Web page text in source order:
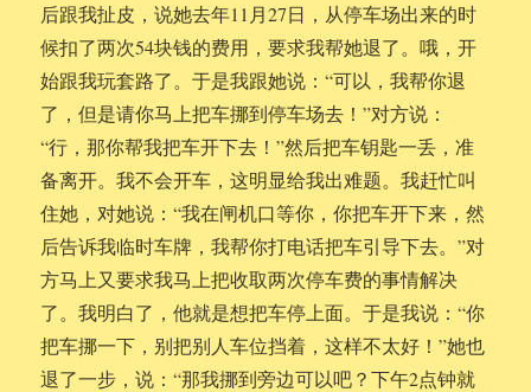
后跟我扯皮，说她去年11月27日，从停车场出来的时
候扣了两次54块钱的费用，要求我帮她退了。哦，开
始跟我玩套路了。于是我跟她说：“可以，我帮你退
了，但是请你马上把车挪到停车场去！”对方说：
“行，那你帮我把车开下去！”然后把车钥匙一丢，准
备离开。我不会开车，这明显给我出难题。我赶忙叫
住她，对她说：“我在闸机口等你，你把车开下来，然
后告诉我临时车牌，我帮你打电话把车引导下去。”对
方马上又要求我马上把收取两次停车费的事情解决
了。我明白了，他就是想把车停上面。于是我说：“你
把车挪一下，别把别人车位挡着，这样不太好！”她也
退了一步，说：“那我挪到旁边可以吧？下午2点钟就